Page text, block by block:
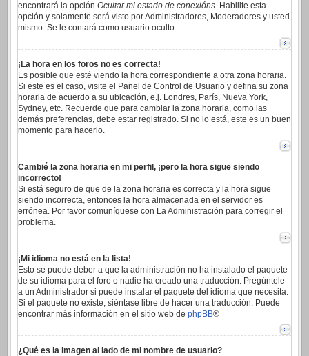
encontrará la opción Ocultar mi estado de conexións. Habilite esta
opción y solamente será visto por Administradores, Moderadores y usted
mismo. Se le contará como usuario oculto.
¡La hora en los foros no es correcta!
Es posible que esté viendo la hora correspondiente a otra zona horaria.
Si este es el caso, visite el Panel de Control de Usuario y defina su zona
horaria de acuerdo a su ubicación, e.j. Londres, París, Nueva York,
Sydney, etc. Recuerde que para cambiar la zona horaria, como las
demás preferencias, debe estar registrado. Si no lo está, este es un buen
momento para hacerlo.
Cambié la zona horaria en mi perfil, ¡pero la hora sigue siendo
incorrecto!
Si está seguro de que de la zona horaria es correcta y la hora sigue
siendo incorrecta, entonces la hora almacenada en el servidor es
errónea. Por favor comuníquese con La Administración para corregir el
problema.
¡Mi idioma no está en la lista!
Esto se puede deber a que la administración no ha instalado el paquete
de su idioma para el foro o nadie ha creado una traducción. Pregúntele
a un Administrador si puede instalar el paquete del idioma que necesita.
Si el paquete no existe, siéntase libre de hacer una traducción. Puede
encontrar más información en el sitio web de phpBB®
¿Qué es la imagen al lado de mi nombre de usuario?